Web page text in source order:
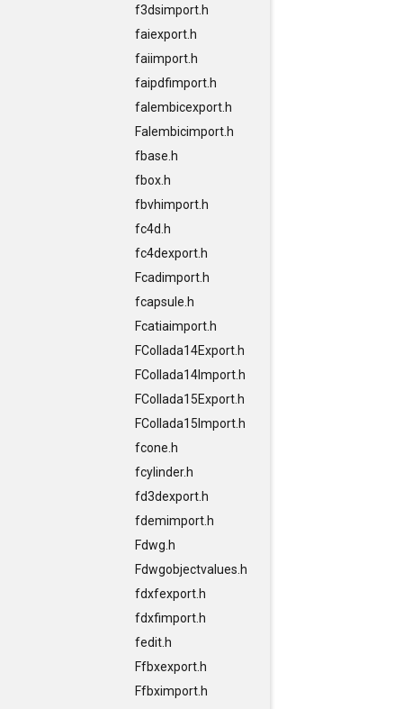
f3dsimport.h
faiexport.h
faiimport.h
faipdfimport.h
falembicexport.h
Falembicimport.h
fbase.h
fbox.h
fbvhimport.h
fc4d.h
fc4dexport.h
Fcadimport.h
fcapsule.h
Fcatiaimport.h
FCollada14Export.h
FCollada14Import.h
FCollada15Export.h
FCollada15Import.h
fcone.h
fcylinder.h
fd3dexport.h
fdemimport.h
Fdwg.h
Fdwgobjectvalues.h
fdxfexport.h
fdxfimport.h
fedit.h
Ffbxexport.h
Ffbximport.h